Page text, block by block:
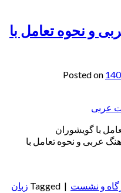
عربی
و نحوه تعامل با
Posted on
با گویشوران
عربی و نحوه تعامل با
و نشست |
Tagged زبان